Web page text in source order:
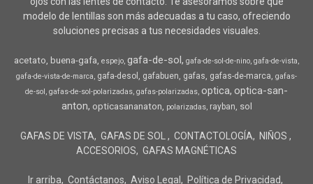
modelo de lentillas son más adecuadas a tu caso, ofreciendo
soluciones precisas a tus necesidades visuales.
acetato buena-gafa espejo gafa-de-sol gafa-de-sol-de-nino gafa-de-vista
gafa-de-vista-de-marca gafa-desol gafabuen gafas gafas-de-marca gafas-
de-sol gafas-de-sol-polarizadas gafas-polarizadas optica optica-san-
anton opticasananaton polarizadas rayban sol
GAFAS DE VISTA GAFAS DE SOL CONTACTOLOGÍA
NIÑOS
ACCESORIOS
GAFAS MAGNÉTICAS
Ir arriba Contáctanos Aviso Legal
Política de Privacidad